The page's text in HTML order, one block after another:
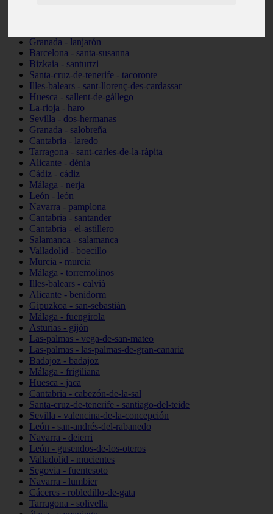
Granada - lanjarón
Barcelona - santa-susanna
Bizkaia - santurtzi
Santa-cruz-de-tenerife - tacoronte
Illes-balears - sant-llorenç-des-cardassar
Huesca - sallent-de-gállego
La-rioja - haro
Sevilla - dos-hermanas
Granada - salobreña
Cantabria - laredo
Tarragona - sant-carles-de-la-ràpita
Alicante - dénia
Cádiz - cádiz
Málaga - nerja
León - león
Navarra - pamplona
Cantabria - santander
Cantabria - el-astillero
Salamanca - salamanca
Valladolid - boecillo
Murcia - murcia
Málaga - torremolinos
Illes-balears - calvià
Alicante - benidorm
Gipuzkoa - san-sebastián
Málaga - fuengirola
Asturias - gijón
Las-palmas - vega-de-san-mateo
Las-palmas - las-palmas-de-gran-canaria
Badajoz - badajoz
Málaga - frigiliana
Huesca - jaca
Cantabria - cabezón-de-la-sal
Santa-cruz-de-tenerife - santiago-del-teide
Sevilla - valencina-de-la-concepción
León - san-andrés-del-rabanedo
Navarra - deierri
León - gusendos-de-los-oteros
Valladolid - mucientes
Segovia - fuentesoto
Navarra - lumbier
Cáceres - robledillo-de-gata
Tarragona - solivella